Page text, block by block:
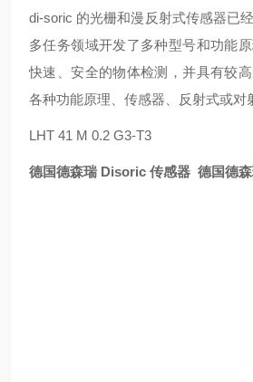
di-soric 的光栅和漫反射式传感器已
多任务领域开发了多种型号和功能
快速、安全的物体检测，并具有较
各种功能原理、传感器、反射式或对
LHT 41 M 0.2 G3-T3
德国德森瑞 Disoric 传感器 德国德